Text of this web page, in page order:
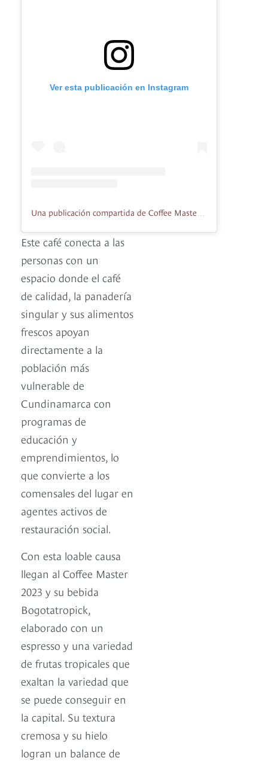
Ver esta publicación en Instagram
Una publicación compartida de Coffee Master Colombia (@coffeemastercolombia)
Este café conecta a las
personas con un
espacio donde el café
de calidad, la panadería
singular y sus alimentos
frescos apoyan
directamente a la
población más
vulnerable de
Cundinamarca con
programas de
educación y
emprendimientos, lo
que convierte a los
comensales del lugar en
agentes activos de
restauración social.
Con esta loable causa
llegan al Coffee Master
2023 y su bebida
Bogotatropick,
elaborado con un
espresso y una variedad
de frutas tropicales que
exaltan la variedad que
se puede conseguir en
la capital. Su textura
cremosa y su hielo
logran un balance de